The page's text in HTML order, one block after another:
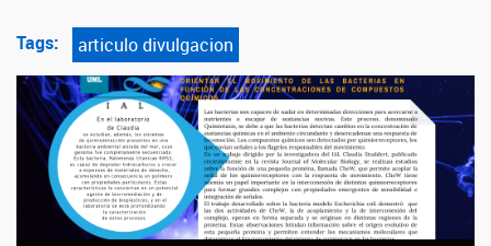
Tags: articulo divulgacion